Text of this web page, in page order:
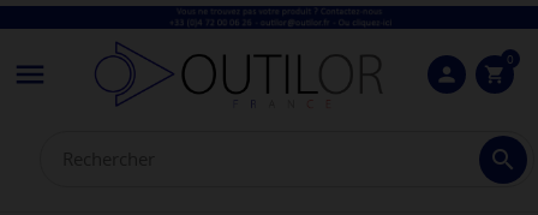
 person shopping_cart
0
